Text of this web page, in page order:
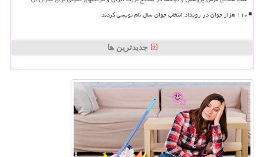
۱۱۰ هزار جوان در رویداد انتخاب جوان سال نام نویسی کردند
جدیدترین ها